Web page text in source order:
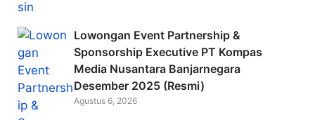
Lowongan Event Partnership &
Sponsorship Executive PT Kompas
Media Nusantara Banjarnegara
Desember 2025 (Resmi)
Agustus 6, 2026